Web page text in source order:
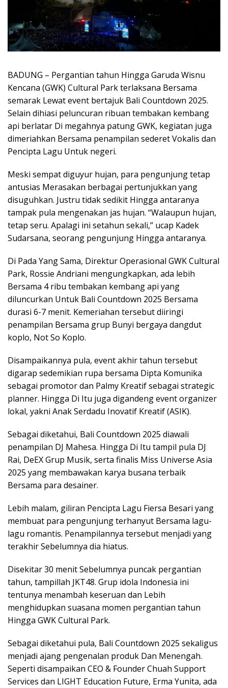
BADUNG – Pergantian tahun Hingga Garuda Wisnu
Kencana (GWK) Cultural Park terlaksana Bersama
semarak Lewat event bertajuk Bali Countdown 2025.
Selain dihiasi peluncuran ribuan tembakan kembang
api berlatar Di megahnya patung GWK, kegiatan juga
dimeriahkan Bersama penampilan sederet Vokalis dan
Pencipta Lagu Untuk negeri.
Meski sempat diguyur hujan, para pengunjung tetap
antusias Merasakan berbagai pertunjukkan yang
disuguhkan. Justru tidak sedikit Hingga antaranya
tampak pula mengenakan jas hujan. “Walaupun hujan,
tetap seru. Apalagi ini setahun sekali,” ucap Kadek
Sudarsana, seorang pengunjung Hingga antaranya.
Di Pada Yang Sama, Direktur Operasional GWK Cultural
Park, Rossie Andriani mengungkapkan, ada lebih
Bersama 4 ribu tembakan kembang api yang
diluncurkan Untuk Bali Countdown 2025 Bersama
durasi 6-7 menit. Kemeriahan tersebut diiringi
penampilan Bersama grup Bunyi bergaya dangdut
koplo, Not So Koplo.
Disampaikannya pula, event akhir tahun tersebut
digarap sedemikian rupa bersama Dipta Komunika
sebagai promotor dan Palmy Kreatif sebagai strategic
planner. Hingga Di Itu juga digandeng event organizer
lokal, yakni Anak Serdadu Inovatif Kreatif (ASIK).
Sebagai diketahui, Bali Countdown 2025 diawali
penampilan DJ Mahesa. Hingga Di Itu tampil pula DJ
Rai, DeEX Grup Musik, serta finalis Miss Universe Asia
2025 yang membawakan karya busana terbaik
Bersama para desainer.
Lebih malam, giliran Pencipta Lagu Fiersa Besari yang
membuat para pengunjung terhanyut Bersama lagu-
lagu romantis. Penampilannya tersebut menjadi yang
terakhir Sebelumnya dia hiatus.
Disekitar 30 menit Sebelumnya puncak pergantian
tahun, tampillah JKT48. Grup idola Indonesia ini
tentunya menambah keseruan dan Lebih
menghidupkan suasana momen pergantian tahun
Hingga GWK Cultural Park.
Sebagai diketahui pula, Bali Countdown 2025 sekaligus
menjadi ajang pengenalan produk Dan Menengah.
Seperti disampaikan CEO & Founder Chuah Support
Services dan LIGHT Education Future, Erma Yunita, ada